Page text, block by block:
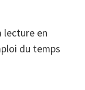
lecture en
du temps